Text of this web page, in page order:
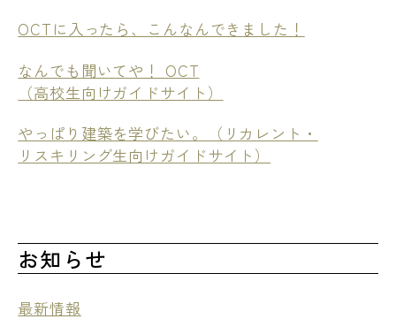
OCTに入ったら、こんなんできました！
なんでも聞いてや！ OCT
（高校生向けガイドサイト）
やっぱり建築を学びたい。（リカレント・
リスキリング生向けガイドサイト）
お知らせ
最新情報